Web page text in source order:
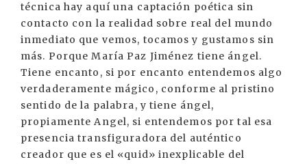
técnica hay aquí una captación poética sin
contacto con la realidad sobre real del mundo
inmediato que vemos, tocamos y gustamos sin
más. Porque María Paz Jiménez tiene ángel.
Tiene encanto, si por encanto entendemos algo
verdaderamente mágico, conforme al pristino
sentido de la palabra, y tiene ángel,
propiamente Angel, si entendemos por tal esa
presencia transfiguradora del auténtico
creador que es el «quid» inexplicable del